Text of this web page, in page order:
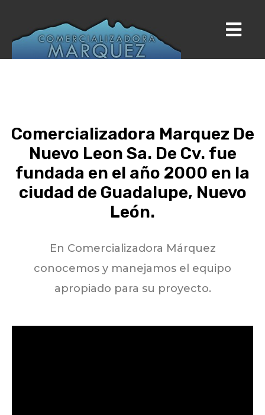
Comercializadora Marquez De
Nuevo Leon Sa. De Cv. fue
fundada en el año 2000 en la
ciudad de Guadalupe, Nuevo
León.
En Comercializadora Márquez
conocemos y manejamos el equipo
apropiado para su proyecto.